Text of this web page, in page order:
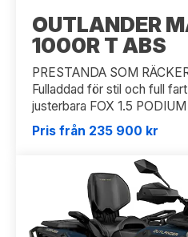
OUTLANDER
1000R T ABS
PRESTANDA SOM
Fulladdad för stil och full
justerbara FOX 1.5
Pris från 235 900 kr